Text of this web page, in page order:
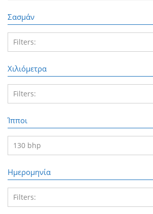
4x4
Σασμάν
Filters:
Χειροκίνητο
Χιλιόμετρα
Filters:
Ίπποι
130 bhp
130 bhp
Ημερομηνία
Filters: